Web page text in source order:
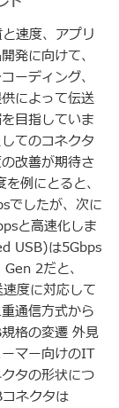
速度、アプリ
発に向けて、
ーディング、
によって伝送
目指していま
てのコネクタ
改善が期待さ
例にとると、
でしたが、次に
と高速化しま
USB)は5Gbps
2だと、
度に対応して
通信方式から
格の変遷 外見
マー向けのIT
タの形状につ
ネクタは